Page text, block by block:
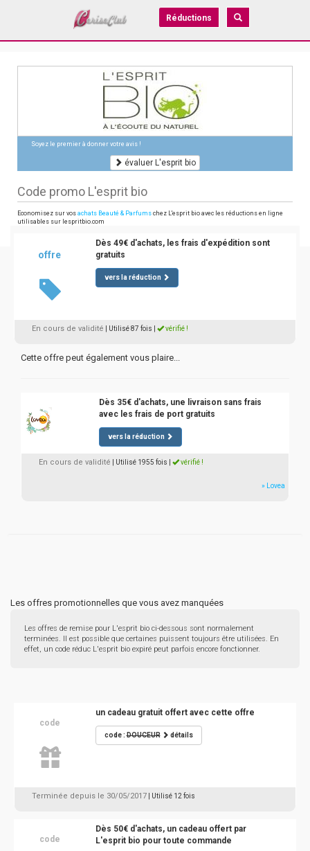
Réductions
Soyez le premier à donner votre avis !
évaluer L'esprit bio
Code promo L'esprit bio
Economisez sur vos achats Beauté & Parfums chez L'esprit bio avec les réductions en ligne
utilisables sur lespritbio.com
offre
Dès 49€ d'achats, les frais d'expédition sont
gratuits
vers la réduction
En cours de validité | Utilisé 87 fois vérifié !
Cette offre peut également vous plaire...
Dès 35€ d'achats, une livraison sans frais
avec les frais de port gratuits
vers la réduction
En cours de validité | Utilisé 1955 fois vérifié !
» Lovea
Les offres promotionnelles que vous avez manquées
Les offres de remise pour L'esprit bio ci-dessous sont normalement
terminées. Il est possible que certaines puissent toujours être utilisées. En
effet, un code réduc L'esprit bio expiré peut parfois encore fonctionner.
code
un cadeau gratuit offert avec cette offre
code :DOUCEUR détails
Terminée depuis le 30/05/2017 | Utilisé 12 fois
code
Dès 50€ d'achats, un cadeau offert par
L'esprit bio pour toute commande